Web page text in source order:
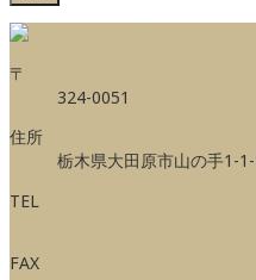
〒
324-0051
住所
栃木県大田原市山の手1-
TEL
FAX